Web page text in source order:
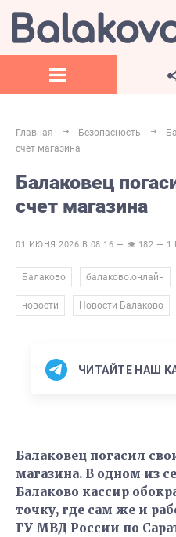
Главная Безопасность
счет магазина
Балаковец
счет магазина
01 ИЮНЯ 2026 В 08:16 — 👁 182 —
Балаково балаково.онлайн
новости Новости Балаково
ЧИТАЙТЕ НАШ
Балаковец погасил
магазина. В одном из
Балаково кассир
точку, где сам же и
ГУ МВД России по